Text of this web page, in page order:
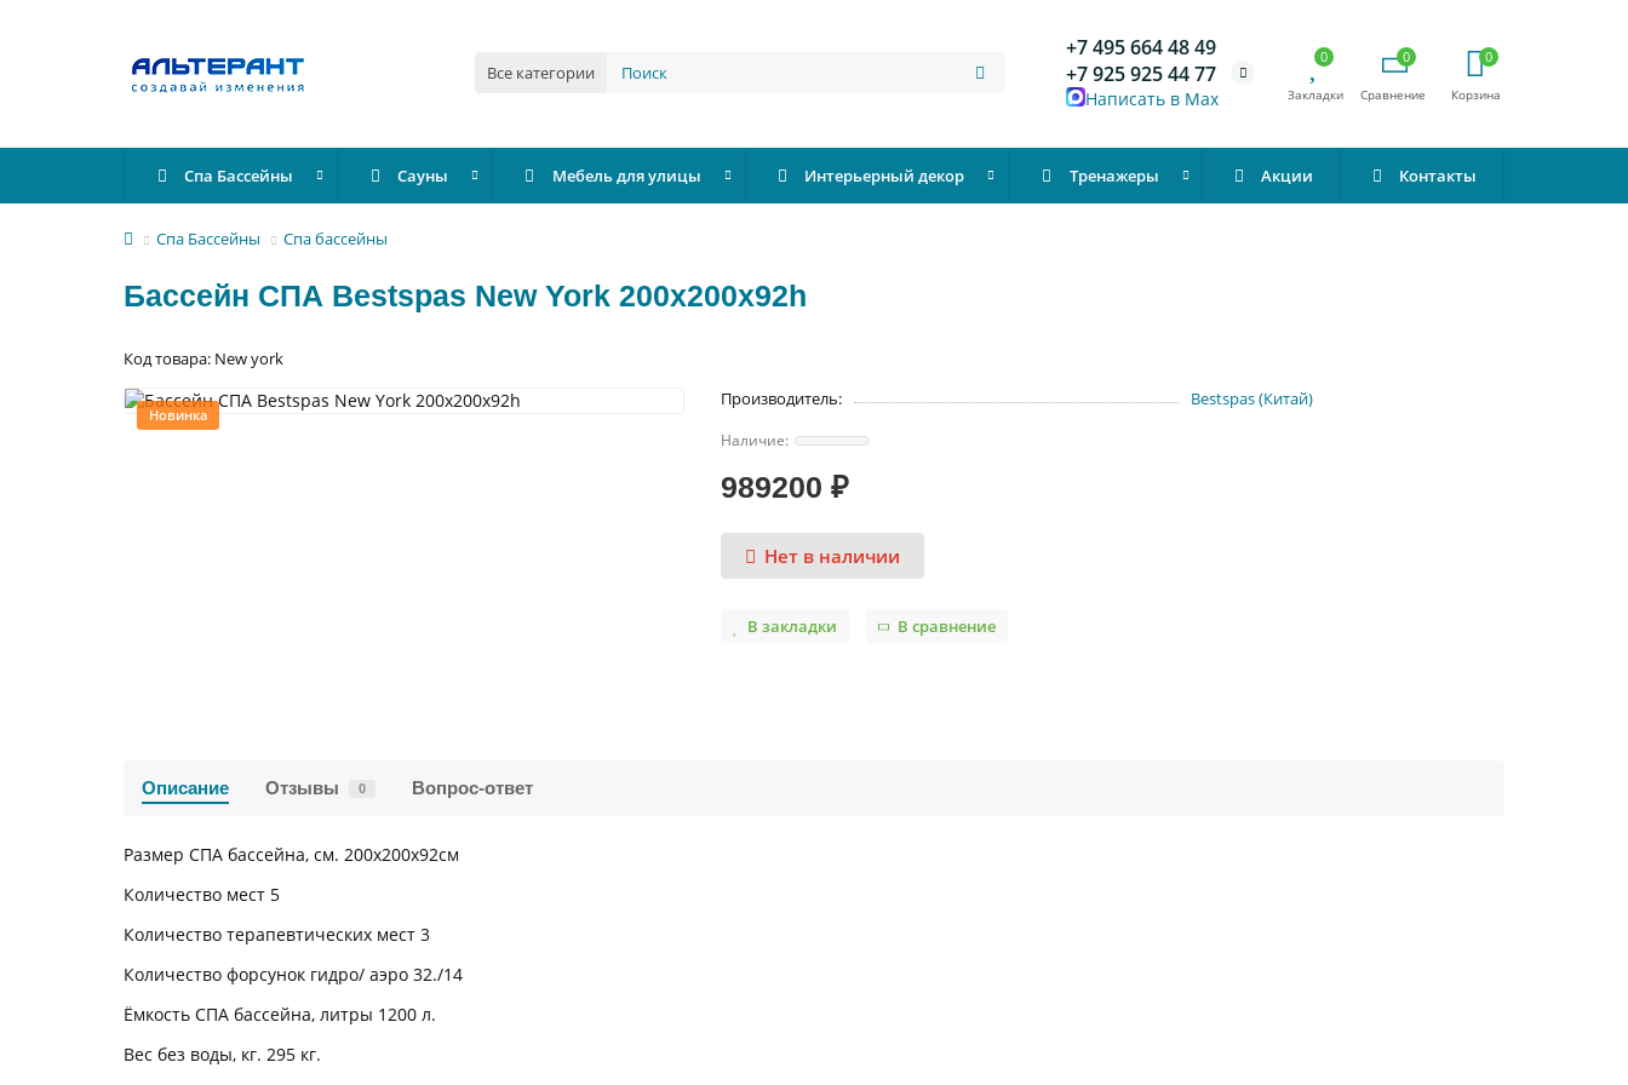
Все категории
+7 495 664 48 49
+7 925 925 44 77
Написать в Max
0 0 0
Спа Бассейны Сауны Мебель для улицы Интерьерный декор Тренажеры Акции Контакты
Спа Бассейны Спа бассейны
Бассейн СПА Bestspas New York 200х200х92h
Код товара: New york
Новинка
Производитель: Bestspas (Китай)
989200 ₽
Нет в наличии
В закладки В сравнение
Описание Отзывы 0 Вопрос-ответ
Размер СПА бассейна, см. 200х200х92см
Количество мест 5
Количество терапевтических мест 3
Количество форсунок гидро/ аэро 32./14
Ёмкость СПА бассейна, литры 1200 л.
Вес без воды, кг. 295 кг.